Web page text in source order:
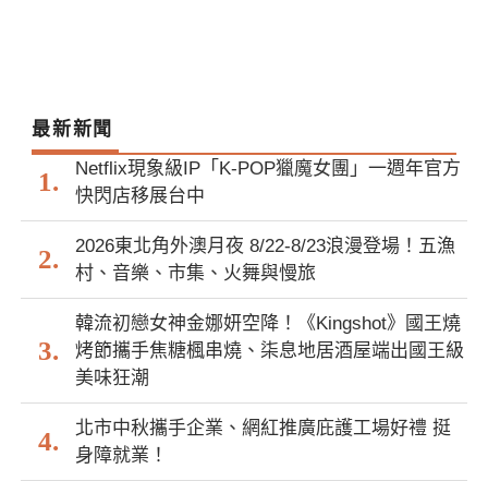
最新新聞
Netflix現象級IP「K-POP獵魔女團」一週年官方
快閃店移展台中
2026東北角外澳月夜 8/22-8/23浪漫登場！五漁
村、音樂、市集、火舞與慢旅
韓流初戀女神金娜妍空降！《Kingshot》國王燒
烤節攜手焦糖楓串燒、柒息地居酒屋端出國王級
美味狂潮
北市中秋攜手企業、網紅推廣庇護工場好禮 挺
身障就業！